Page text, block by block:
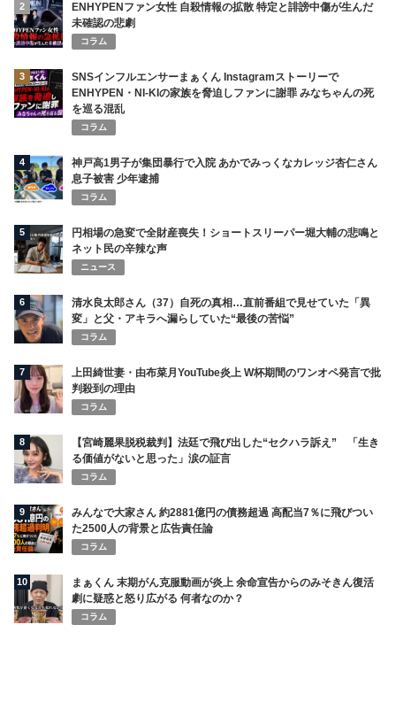
2
ENHYPENファン女性 自殺情報の拡散 特定と誹謗中傷が生んだ
未確認の悲劇
コラム
3
SNSインフルエンサーまぁくん Instagramストーリーで
ENHYPEN・NI-KIの家族を脅迫しファンに謝罪 みなちゃんの死
を巡る混乱
コラム
4
神戸高1男子が集団暴行で入院 あかでみっくなカレッジ杏仁さん
息子被害 少年逮捕
コラム
5
円相場の急変で全財産喪失！ショートスリーパー堀大輔の悲鳴と
ネット民の辛辣な声
ニュース
6
清水良太郎さん（37）自死の真相…直前番組で見せていた「異
変」と父・アキラへ漏らしていた“最後の苦悩”
コラム
7
上田綺世妻・由布菜月YouTube炎上 W杯期間のワンオペ発言で批
判殺到の理由
コラム
8
【宮崎麗果脱税裁判】法廷で飛び出した“セクハラ訴え” 「生き
る価値がないと思った」涙の証言
コラム
9
みんなで大家さん 約2881億円の債務超過 高配当7％に飛びつい
た2500人の背景と広告責任論
コラム
10
まぁくん 末期がん克服動画が炎上 余命宣告からのみそきん復活
劇に疑惑と怒り広がる 何者なのか？
コラム